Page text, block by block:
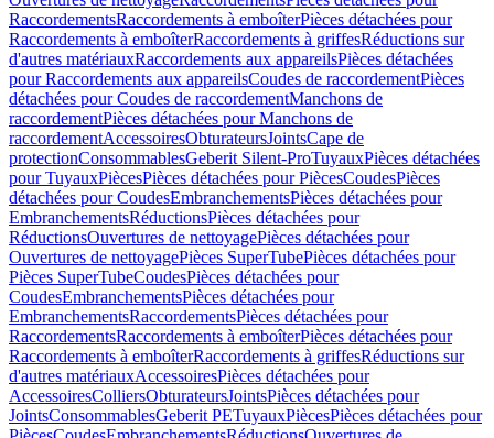
RaccordementsRaccordements à emboîterPièces détachées pour
Raccordements à emboîterRaccordements à griffesRéductions sur
d'autres matériauxRaccordements aux appareilsPièces détachées
pour Raccordements aux appareilsCoudes de raccordementPièces
détachées pour Coudes de raccordementManchons de
raccordementPièces détachées pour Manchons de
raccordementAccessoiresObturateursJointsCape de
protectionConsommablesGeberit Silent-ProTuyauxPièces détachées
pour TuyauxPiècesPièces détachées pour PiècesCoudesPièces
détachées pour CoudesEmbranchementsPièces détachées pour
EmbranchementsRéductionsPièces détachées pour
RéductionsOuvertures de nettoyagePièces détachées pour
Ouvertures de nettoyagePièces SuperTubePièces détachées pour
Pièces SuperTubeCoudesPièces détachées pour
CoudesEmbranchementsPièces détachées pour
EmbranchementsRaccordementsPièces détachées pour
RaccordementsRaccordements à emboîterPièces détachées pour
Raccordements à emboîterRaccordements à griffesRéductions sur
d'autres matériauxAccessoiresPièces détachées pour
AccessoiresColliersObturateursJointsPièces détachées pour
JointsConsommablesGeberit PETuyauxPiècesPièces détachées pour